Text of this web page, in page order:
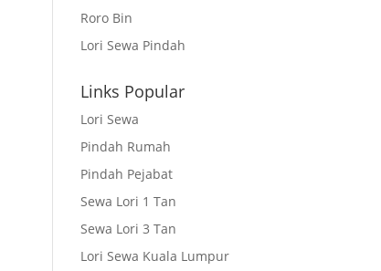
Roro Bin
Lori Sewa Pindah
Links Popular
Lori Sewa
Pindah Rumah
Pindah Pejabat
Sewa Lori 1 Tan
Sewa Lori 3 Tan
Lori Sewa Kuala Lumpur